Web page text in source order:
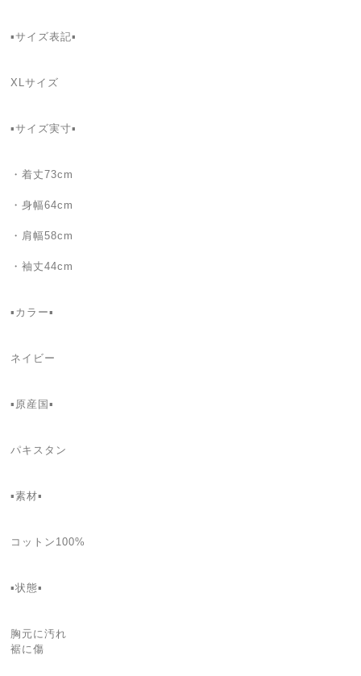
▪️サイズ表記▪️
XLサイズ
▪️サイズ実寸▪️
・着丈73cm
・身幅64cm
・肩幅58cm
・袖丈44cm
▪️カラー▪️
ネイビー
▪️原産国▪️
パキスタン
▪️素材▪️
コットン100%
▪️状態▪️
胸元に汚れ
裾に傷